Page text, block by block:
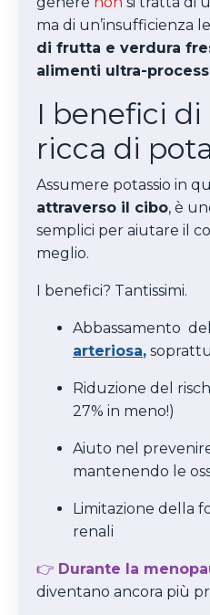
ma di un’insufficienza
di frutta e verdura
alimenti ultra-
I benefici
ricca di
Assumere potassio in
attraverso il cibo, è
semplici per aiutare il
meglio.
I benefici? Tantissimi.
Abbassamento
arteriosa,
Riduzione del
27% in meno!)
Aiuto nel
mantenendo le
Limitazione della
renali
👉 Durante la
diventano ancora più